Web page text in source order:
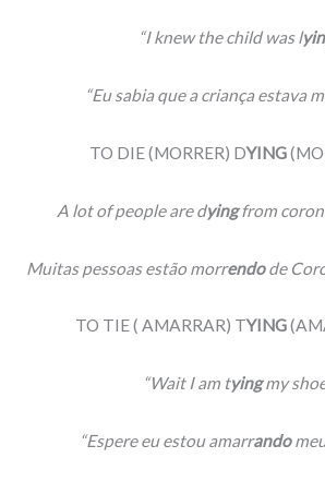
“I knew the child was l
“Eu sabia que a criança estava
TO DIE (MORRER) DYING
A lot of people are dyingfrom
Muitas pessoas estão morrendode
TO TIE ( AMARRAR) TYING
“Wait I am tyingmy
“Espere eu estou amarrando